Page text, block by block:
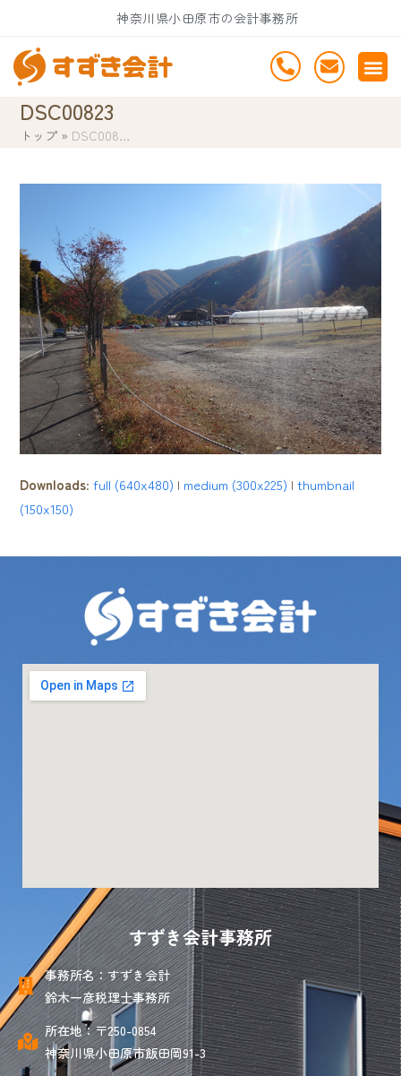
content
神奈川県小田原市の会計事務所
DSC00823
トップ » DSC008…
Downloads:full (640x480) | medium (300x225) |thumbnail
(150x150)
すずき会計事務所
事務所名：すずき会計
鈴木一彦税理士事務所
所在地：〒250-0854
神奈川県小田原市飯田岡91-3